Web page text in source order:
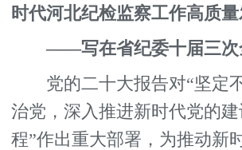
时代河北纪检监察工作高质
——写在省纪委十届三次
党的二十大报告对“坚定
治党，深入推进新时代党的
程”作出重大部署，为推动新